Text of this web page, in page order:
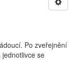
Po zveřejnění
se